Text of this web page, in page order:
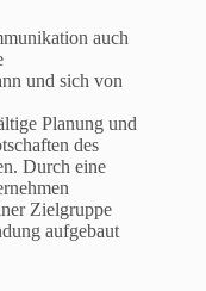
auch
und sich von
Planung und
des
Durch eine
Zielgruppe
aufgebaut